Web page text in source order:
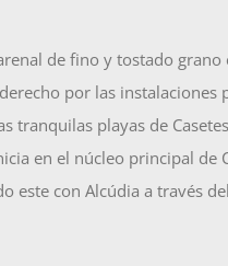
de fino y tostado grano
por las instalaciones
tranquilas playas de
en el núcleo principal de
este con Alcúdia a través